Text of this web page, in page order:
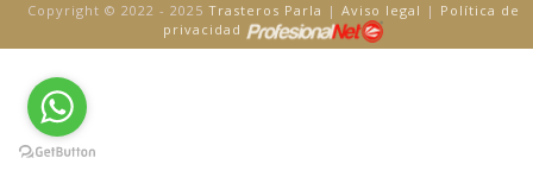
Copyright © 2022 - 2025 Trasteros Parla | Aviso legal | Política de
privacidad